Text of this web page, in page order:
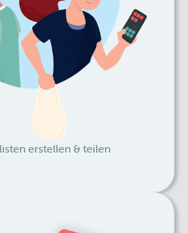
erstellen & teilen